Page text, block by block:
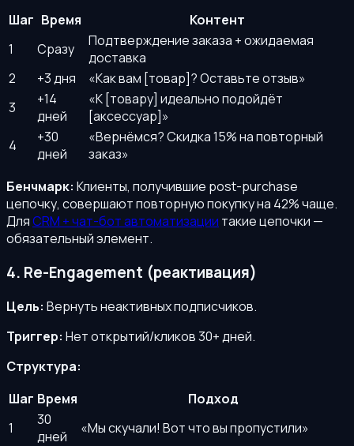
Шаг Время
Контент
1
Сразу
Подтверждение заказа + ожидаемая
доставка
2
+3 дня
«Как вам [товар]? Оставьте отзыв»
3
+14
дней
«К [товару] идеально подойдёт
[аксессуар]»
4
+30
дней
«Вернёмся? Скидка 15% на повторный
заказ»
Бенчмарк: Клиенты, получившие post-purchase
цепочку, совершают повторную покупку на 42% чаще.
ДляCRM + чат-бот автоматизации такие цепочки —
обязательный элемент.
4. Re-Engagement (реактивация)
Цель: Вернуть неактивных подписчиков.
Триггер: Нет открытий/кликов 30+ дней.
Структура:
Шаг Время
Подход
1
30
дней
«Мы скучали! Вот что вы пропустили»